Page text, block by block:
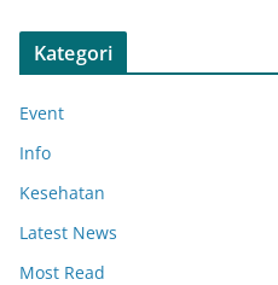
Kategori
Event
Info
Kesehatan
Latest News
Most Read